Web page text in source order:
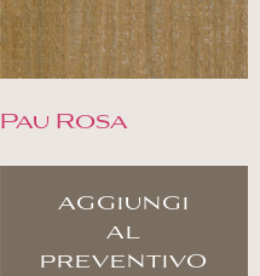
Pau Rosa
aggiungi
al
preventivo